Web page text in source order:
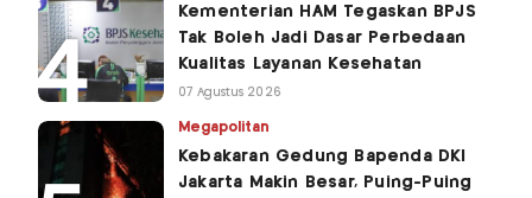
Kementerian HAM Tegaskan BPJS
Tak Boleh Jadi Dasar Perbedaan
Kualitas Layanan Kesehatan
07 Agustus 2026
Megapolitan
Kebakaran Gedung Bapenda DKI
Jakarta Makin Besar, Puing-Puing